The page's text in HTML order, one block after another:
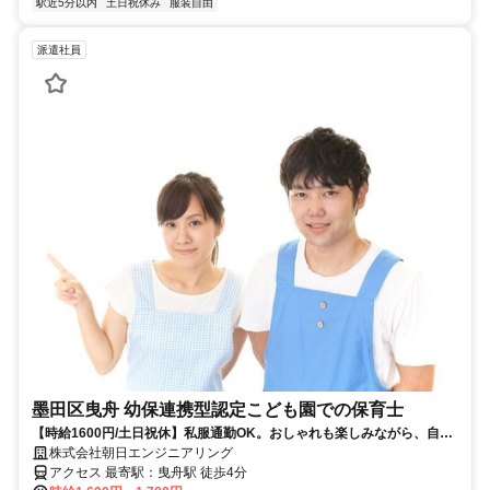
派遣社員
墨田区曳舟 幼保連携型認定こども園での保育士
【時給1600円/土日祝休】私服通勤OK。おしゃれも楽しみながら、自分
らしく働く。
株式会社朝日エンジニアリング
アクセス 最寄駅：曳舟駅 徒歩4分